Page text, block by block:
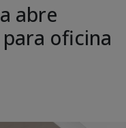
abre
oficina